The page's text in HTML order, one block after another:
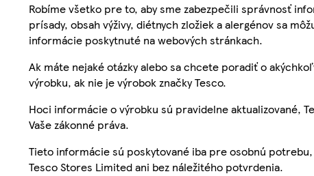
Robíme všetko pre to, aby sme zabezpečili správnosť
prísady, obsah výživy, diétnych zložiek a alergénov sa
informácie poskytnuté na webových stránkach.
Ak máte nejaké otázky alebo sa chcete poradiť o
výrobku, ak nie je výrobok značky Tesco.
Hoci informácie o výrobku sú pravidelne aktualizované,
Vaše zákonné práva.
Tieto informácie sú poskytované iba pre osobnú
Tesco Stores Limited ani bez náležitého potvrdenia.